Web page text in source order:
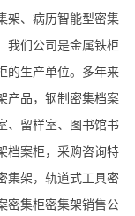
架、病历智能型密集
我们公司是金属铁柜
的生产单位。多年来
产品，钢制密集档案
、留样室、图书馆书
档案柜，采购咨询特
集架，轨道式工具密
密集柜密集架销售公